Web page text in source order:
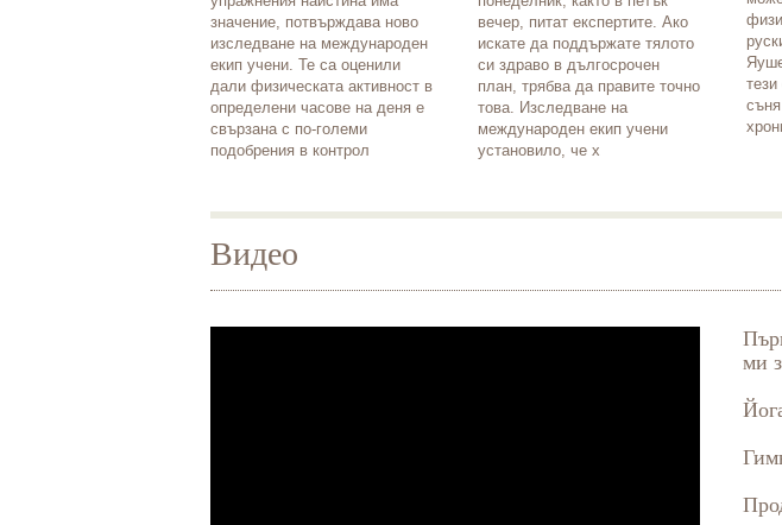
значение, потвърждава ново
изследване на международен
екип учени. Те са оценили
дали физическата активност в
определени часове на деня е
свързана с по-големи
подобрения в контрол
вечер, питат експертите. Ако
искате да поддържате тялото
си здраво в дългосрочен
план, трябва да правите точно
това. Изследване на
международен екип учени
установило, че х
Видео
ми